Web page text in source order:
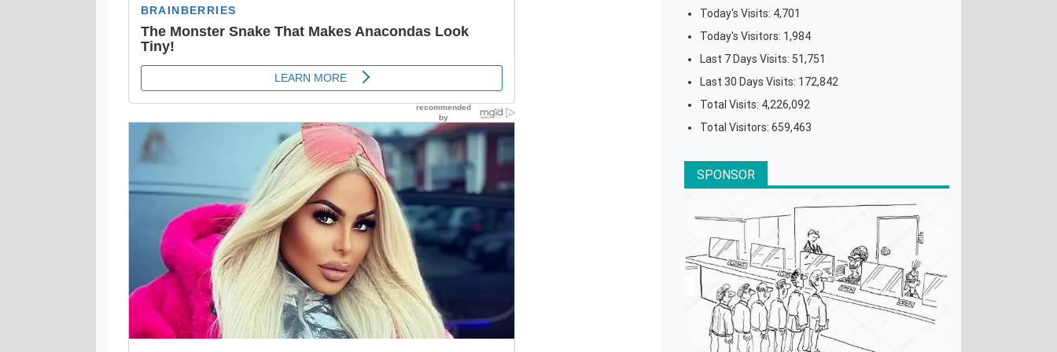
Today's Visits: 4,701
Today's Visitors: 1,984
Last 7 Days Visits: 51,751
Last 30 Days Visits: 172,842
Total Visits: 4,226,092
Total Visitors:659,463
SPONSOR